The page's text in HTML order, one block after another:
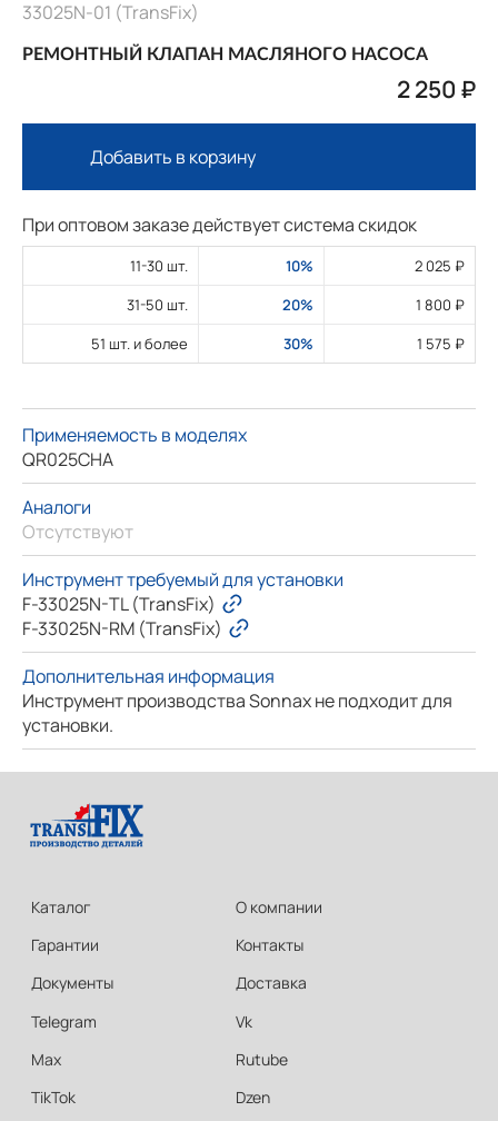
33025N-01 (TransFix)
РЕМОНТНЫЙ КЛАПАН МАСЛЯНОГО НАСОСА
2 250 ₽
Добавить в корзину
При оптовом заказе действует система скидок
11-30 шт. 10%
2 025 ₽
31-50 шт.
20%
1 800 ₽
51 шт. и более
30% 1 575 ₽
Применяемость в моделях
QR025CHA
Аналоги
Отсутствуют
Инструмент требуемый для установки
F-33025N-TL (TransFix)
F-33025N-RM (TransFix)
Дополнительная информация
Инструмент производства Sonnax не подходит для
установки.
Каталог
Гарантии
Документы
О компании
Контакты
Доставка
Telegram
Max
TikTok
Vk
Rutube
Dzen